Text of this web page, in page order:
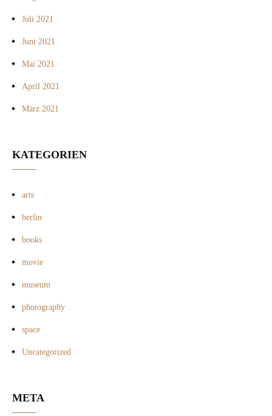
Juli 2021
Juni 2021
Mai 2021
April 2021
März 2021
KATEGORIEN
arts
berlin
books
movie
museum
photography
space
Uncategorized
META